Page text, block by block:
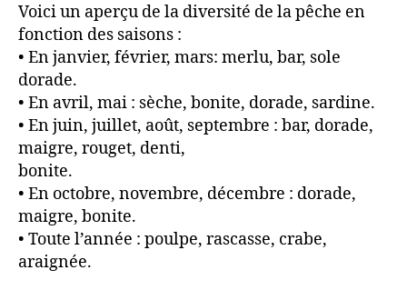
Voici un aperçu de la diversité de la pêche en
fonction des saisons :
• En janvier, février, mars: merlu, bar, sole
dorade.
• En avril, mai : sèche, bonite, dorade, sardine.
• En juin, juillet, août, septembre : bar, dorade,
maigre, rouget, denti,
bonite.
• En octobre, novembre, décembre : dorade,
maigre, bonite.
• Toute l’année : poulpe, rascasse, crabe,
araignée.